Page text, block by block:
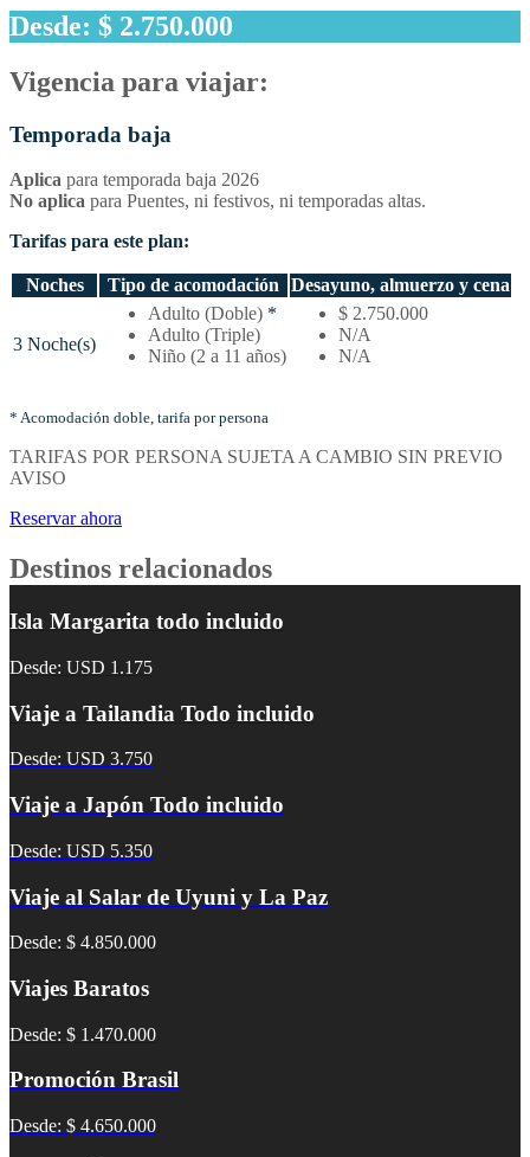
Desde: $ 2.750.000
Vigencia para viajar:
Temporada baja
Aplica para temporada baja 2026
No aplica para Puentes, ni festivos, ni temporadas altas.
Tarifas para este plan:
–
noches
tipo
de
Noches Tipo de acomodación Desayuno, almuerzo y cena
3 Noche(s)
Adulto (Doble) *
Adulto (Triple)
Niño (2 a 11 años)
$ 2.750.000
N/A
N/A
* Acomodación doble, tarifa por persona
TARIFAS POR PERSONA SUJETA A CAMBIO SIN PREVIO
AVISO
Reservar ahora
Destinos relacionados
Isla Margarita todo incluido
Desde: USD 1.175
Viaje a Tailandia Todo incluido
Desde: USD 3.750
Viaje a Japón Todo incluido
Desde: USD 5.350
Viaje al Salar de Uyuni y La Paz
Desde: $ 4.850.000
Viajes Baratos
Desde: $ 1.470.000
Promoción Brasil
Desde: $ 4.650.000